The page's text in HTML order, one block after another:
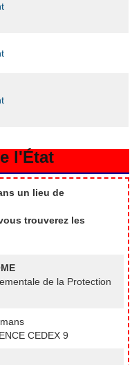
l'État
un lieu de
trouverez les
de la Protection
CEDEX 9